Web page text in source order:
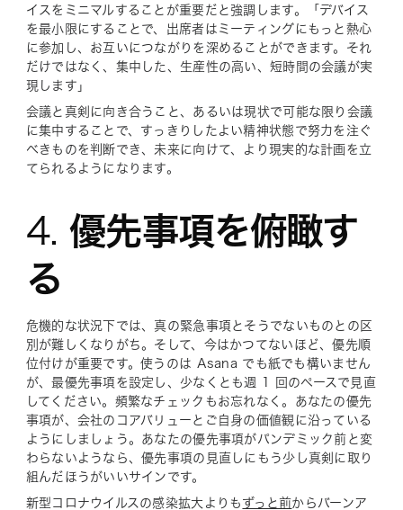
イスをミニマルすることが重要だと強調します。「デバイス
を最小限にすることで、出席者はミーティングにもっと熱心
に参加し、お互いにつながりを深めることができます。それ
だけではなく、集中した、生産性の高い、短時間の会議が実
現します」
会議と真剣に向き合うこと、あるいは現状で可能な限り会議
に集中することで、すっきりしたよい精神状態で努力を注ぐ
べきものを判断でき、未来に向けて、より現実的な計画を立
てられるようになります。
4.優先事項を俯瞰す
る
危機的な状況下では、真の緊急事項とそうでないものとの区
別が難しくなりがち。そして、今はかつてないほど、優先順
位付けが重要です。使うのは Asana でも紙でも構いません
が、最優先事項を設定し、少なくとも週 1 回のペースで見直
してください。頻繁なチェックもお忘れなく。あなたの優先
事項が、会社のコアバリューとご自身の価値観に沿っている
ようにしましょう。あなたの優先事項がパンデミック前と変
わらないようなら、優先事項の見直しにもう少し真剣に取り
組んだほうがいいサインです。
新型コロナウイルスの感染拡大よりも ずっと前からバーンア